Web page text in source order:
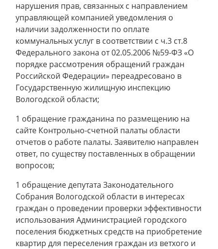
нарушения прав, связанных с направлением
управляющей компанией уведомления о
наличии задолженности по оплате
коммунальных услуг в соответствии с ч.3 ст.8
Федерального закона от 02.05.2006 №59-ФЗ «О
порядке рассмотрения обращений граждан
Российской Федерации» переадресовано в
Государственную жилищную инспекцию
Вологодской области;
1 обращение гражданина по размещению на
сайте Контрольно-счетной палаты области
отчетов о работе палаты. Заявителю направлен
ответ, по существу поставленных в обращении
вопросов;
1 обращение депутата Законодательного
Собрания Вологодской области в интересах
граждан о проведении проверки эффективности
использования Администрацией городского
поселения бюджетных средств на приобретение
квартир для переселения граждан из ветхого и